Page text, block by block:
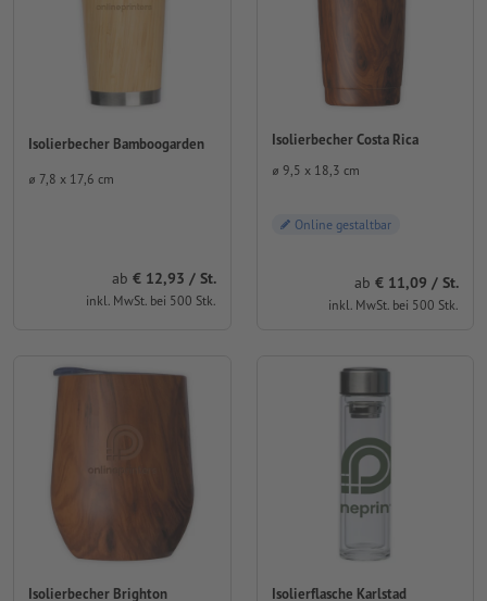
Isolierbecher Bamboogarden
⌀ 7,8 x 17,6 cm
ab 12,93 / St.
inkl. MwSt. bei 500 Stk.
Isolierbecher Costa Rica
⌀ 9,5 x 18,3 cm
Online gestaltbar
ab 11,09 / St.
inkl. MwSt. bei 500 Stk.
Isolierbecher Brighton Isolierflasche Karlstad